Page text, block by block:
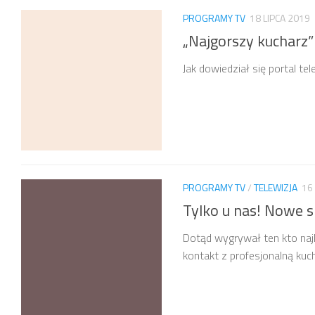
PROGRAMY TV 18 LIPCA 2019
„Najgorszy
Jak dowiedział się portal
PROGRAMY TV/TELEWIZJA 16
Tylko u nas! Nowe
Dotąd wygrywał ten kto
kontakt z profesjonalną